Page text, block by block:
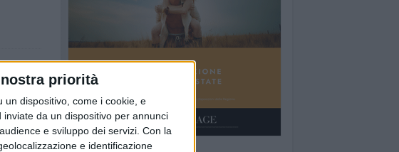
priorità
un dispositivo, come i cookie, e
da un dispositivo per annunci
e sviluppo dei servizi. Con la
e identificazione